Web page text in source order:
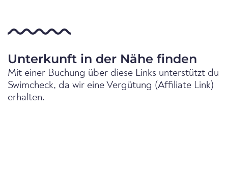
Unterkunft in der Nähe finden
Mit einer Buchung über diese Links unterstützt du
Swimcheck, da wir eine Vergütung (Affiliate Link)
erhalten.